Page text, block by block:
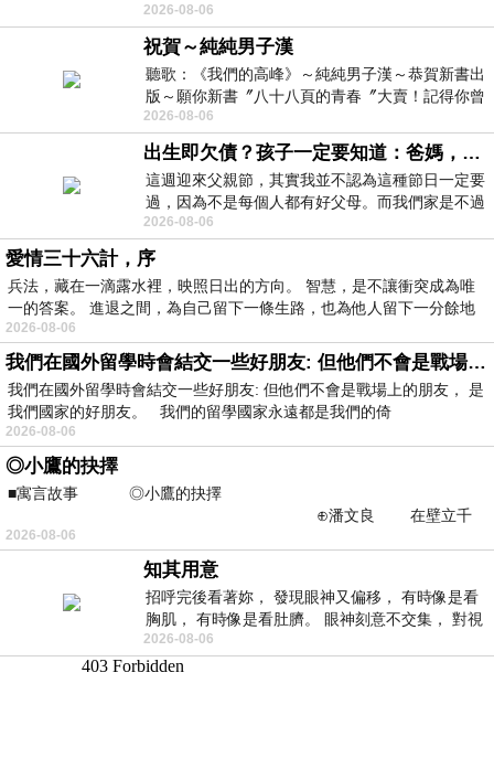
的貼文，在回顧年輕時瘋狂愛上
2026-08-06
祝賀～純純男子漢
聽歌：《我們的高峰》～純純男子漢～恭賀新書出
版～願你新書〞八十八頁的青春〞大賣！記得你曾
經在我的版留言…「好讚的圖^^感覺大家
2026-08-06
出生即欠債？孩子一定要知道：爸媽，其實我不欠你們
這週迎來父親節，其實我並不認為這種節日一定要
過，因為不是每個人都有好父母。而我們家是不過
節的，平時也沒什麼儀式感，生活趨近冷
2026-08-06
愛情三十六計，序
兵法，藏在一滴露水裡，映照日出的方向。 智慧，是不讓衝突成為唯
一的答案。 進退之間，為自己留下一條生路，也為他人留下一分餘地
2026-08-06
我們在國外留學時會結交一些好朋友: 但他們不會是戰場上的朋友
我們在國外留學時會結交一些好朋友: 但他們不會是戰場上的朋友， 是
我們國家的好朋友。 我們的留學國家永遠都是我們的倚
2026-08-06
◎小鷹的抉擇
■寓言故事 ◎小鷹的抉擇
⊕潘文良 在壁立千
仞的懸崖上，有一座遮天蔽
2026-08-06
知其用意
招呼完後看著妳， 發現眼神又偏移， 有時像是看
胸肌， 有時像是看肚臍。 眼神刻意不交集， 對視
視線不對齊， 讓我很難不
2026-08-06